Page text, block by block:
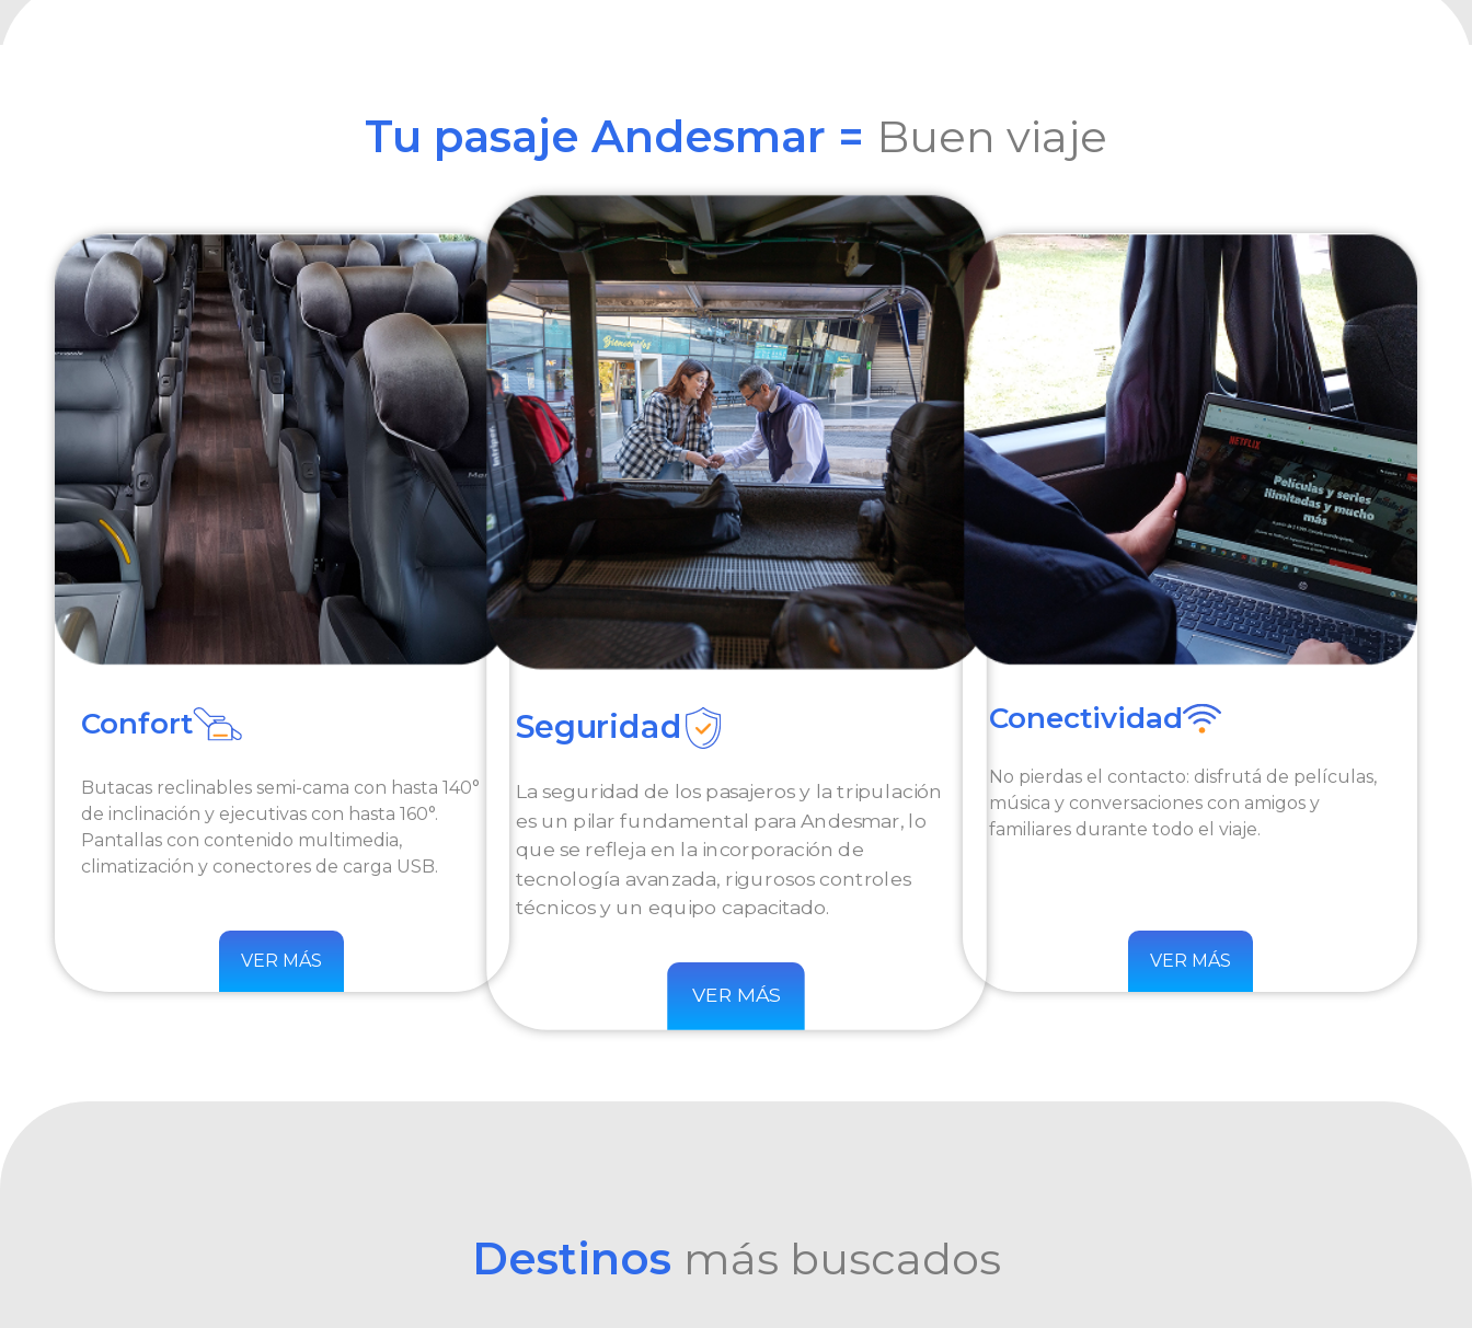
Tu pasaje Andesmar = Buen viaje
Confort
Butacas reclinables semi-cama con hasta 140°
de inclinación y ejecutivas con hasta 160°.
Pantallas con contenido multimedia,
climatización y conectores de carga USB.
VER MÁS
Seguridad
La seguridad de los pasajeros y la tripulación
es un pilar fundamental para Andesmar, lo
que se refleja en la incorporación de
tecnología avanzada, rigurosos controles
técnicos y un equipo capacitado.
VER MÁS
Conectividad
No pierdas el contacto: disfrutá de películas,
música y conversaciones con amigos y
familiares durante todo el viaje.
VER MÁS
Destinos más buscados